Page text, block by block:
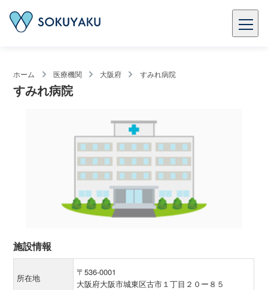
ホーム 医療機関 大阪府 すみれ病院
すみれ病院
施設情報
所在地
〒536-0001
大阪府大阪市城東区古市１丁目２０ー８５